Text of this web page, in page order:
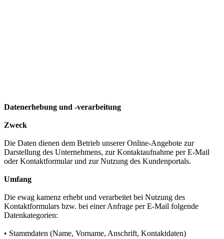
Datenerhebung und -verarbeitung
Zweck
Die Daten dienen dem Betrieb unserer Online-Angebote zur
Darstellung des Unternehmens, zur Kontaktaufnahme per E-Mail
oder Kontaktformular und zur Nutzung des Kundenportals.
Umfang
Die ewag kamenz erhebt und verarbeitet bei Nutzung des
Kontaktformulars bzw. bei einer Anfrage per E-Mail folgende
Datenkategorien:
• Stammdaten (Name, Vorname, Anschrift, Kontaktdaten)